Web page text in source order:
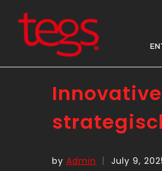
by Admin July 9,